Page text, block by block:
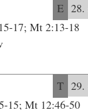
E 28.
17; Mt 2:13-18
T 29.
15; Mt 12:46-50